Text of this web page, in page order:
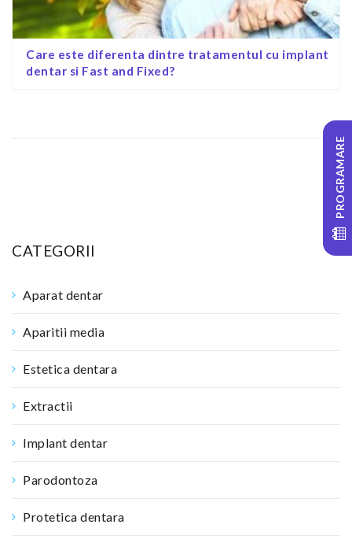
Care este diferenta dintre tratamentul cu implant
dentar si Fast and Fixed?
CATEGORII
Aparat dentar
Aparitii media
Estetica dentara
Extractii
Implant dentar
Parodontoza
Protetica dentara
PROGRAMARE